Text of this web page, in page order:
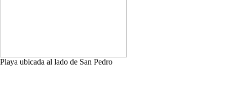
Playa ubicada al lado de San Pedro